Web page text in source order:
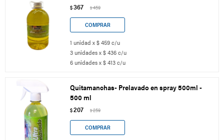
$367 $459
1 unidad x $ 459 c/u
3 unidades x $ 436 c/u
6 unidades x $ 413 c/u
Quitamanchas- Prelavado en spray 500ml -
500 ml
$207 $259